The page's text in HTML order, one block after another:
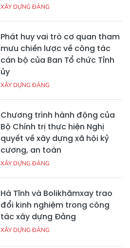
XÂY DỰNG ĐẢNG
Phát huy vai trò cơ quan tham
mưu chiến lược về công tác
cán bộ của Ban Tổ chức Tỉnh
ủy
XÂY DỰNG ĐẢNG
Chương trình hành động của
Bộ Chính trị thực hiện Nghị
quyết về xây dựng xã hội kỷ
cương, an toàn
XÂY DỰNG ĐẢNG
Hà Tĩnh và Bolikhămxay trao
đổi kinh nghiệm trong công
tác xây dựng Đảng
XÂY DỰNG ĐẢNG